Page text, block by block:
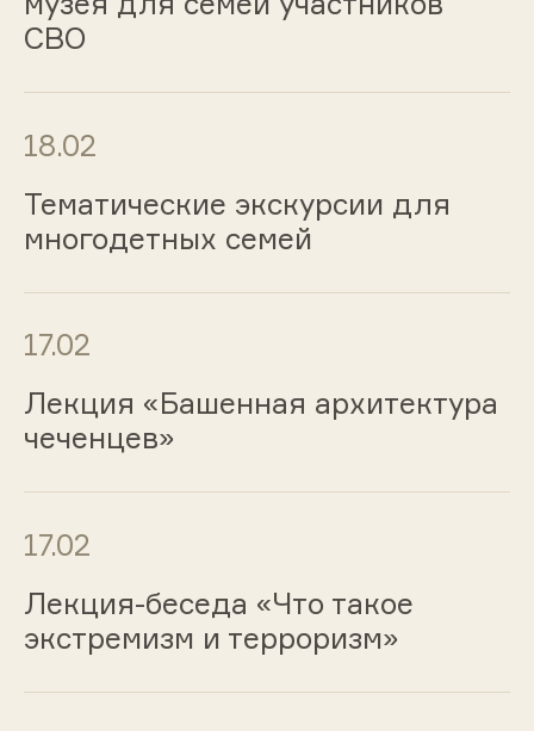
СВО
18.02
Тематические экскурсии для
многодетных семей
17.02
Лекция «Башенная архитектура
чеченцев»
17.02
Лекция-беседа «Что такое
экстремизм и терроризм»